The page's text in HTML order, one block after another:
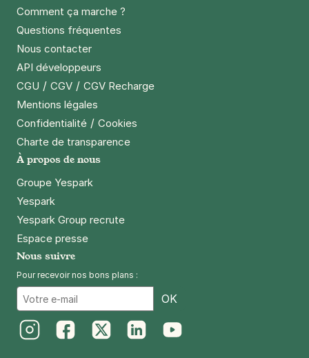
Comment ça marche ?
Questions fréquentes
Nous contacter
API développeurs
CGU / CGV / CGV Recharge
Mentions légales
Confidentialité / Cookies
Charte de transparence
À propos de nous
Groupe Yespark
Yespark
Yespark Group recrute
Espace presse
Nous suivre
Pour recevoir nos bons plans :
OK